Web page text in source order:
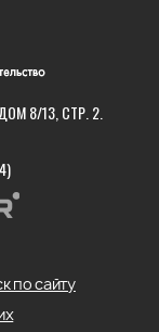
8/13, СТР. 2.
по сайту